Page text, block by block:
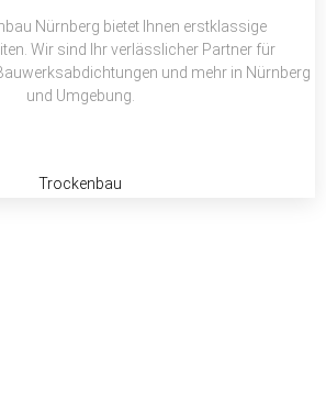
Nürnberg bietet Ihnen erstklassige
Wir sind Ihr verlässlicher Partner für
und mehr in Nürnberg
und Umgebung.
Trockenbau